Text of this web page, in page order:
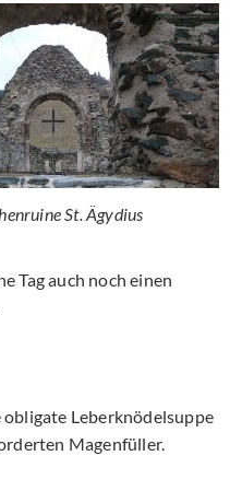
St. Ägydius
Tag auch noch einen
Leberknödelsuppe
Magenfüller.